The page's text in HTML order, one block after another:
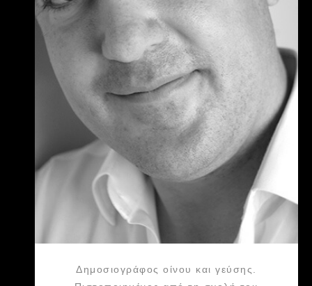
Δημοσιογράφος οίνου και γεύσης.